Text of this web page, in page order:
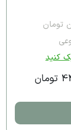
کنید